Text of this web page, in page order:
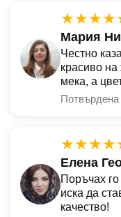
Мария
Честно
красиво
мека, а
Потвърдена
Елена
Поръчах
иска да
качество!